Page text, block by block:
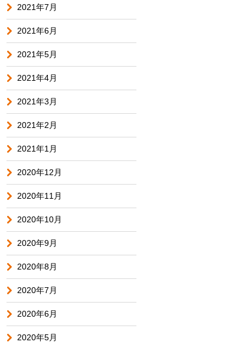
2021年7月
2021年6月
2021年5月
2021年4月
2021年3月
2021年2月
2021年1月
2020年12月
2020年11月
2020年10月
2020年9月
2020年8月
2020年7月
2020年6月
2020年5月